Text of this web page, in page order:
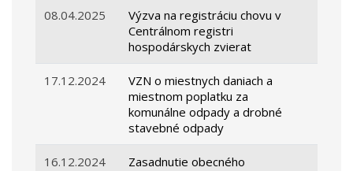
08.04.2025
Výzva na registráciu chovu v
Centrálnom registri
hospodárskych zvierat
17.12.2024
VZN o miestnych daniach a
miestnom poplatku za
komunálne odpady a drobné
stavebné odpady
16.12.2024
Zasadnutie obecného